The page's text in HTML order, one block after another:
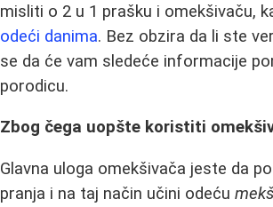
misliti o 2 u 1 prašku i omekšivaču,
odeći danima. Bez obzira da li ste
se da će vam sledeće informacije
porodicu.
Zbog čega uopšte koristiti
Glavna uloga omekšivača jeste da
pranja i na taj način učini odeću